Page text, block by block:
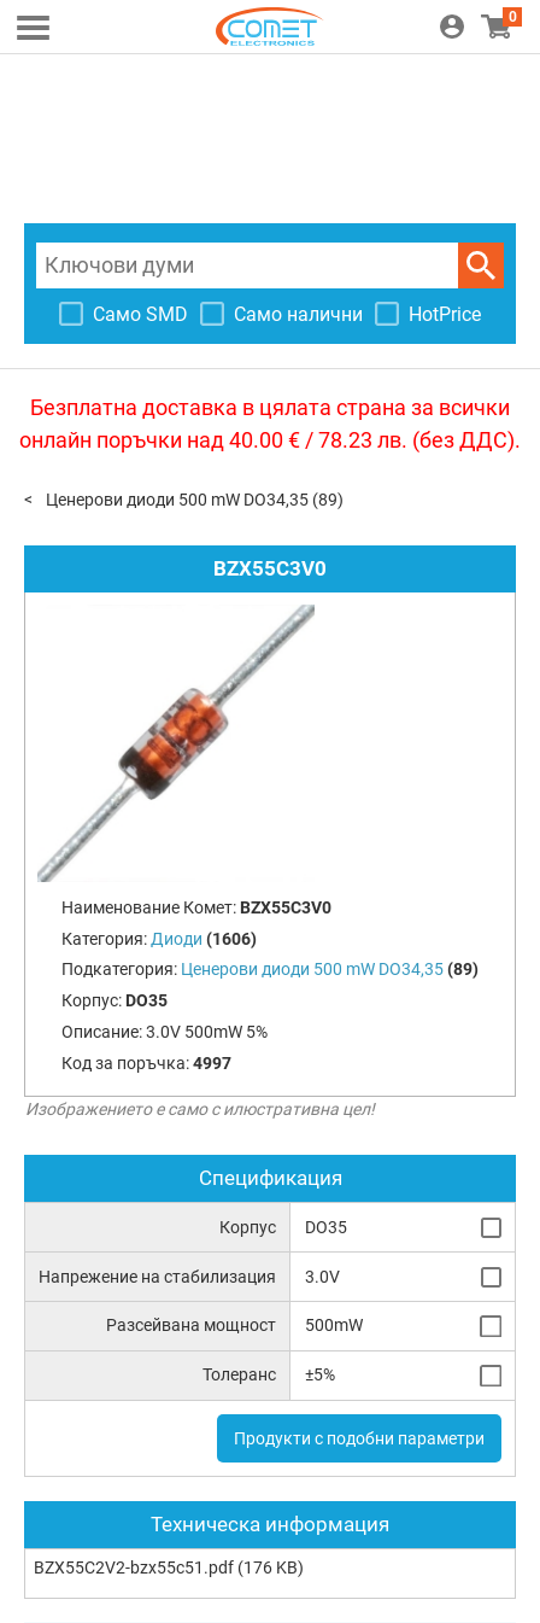
0
Само SMD Само налични HotPrice
Безплатна доставка в цялата страна за всички
онлайн поръчки над 40.00 € / 78.23 лв. (без ДДС).
Ценерови диоди 500 mW DO34,35 (89)
BZX55C3V0
Наименование Комет: BZX55C3V0
Категория: Диоди (1606)
Подкатегория: Ценерови диоди 500 mW DO34,35(89)
Корпус: DO35
Описание:3.0V 500mW 5%
Код за поръчка:4997
Изображението е само с илюстративна цел!
Спецификация
Корпус DO35
Напрежение на стабилизация 3.0V
Разсейвана мощност 500mW
Толеранс ±5%
Продукти с подобни параметри
Техническа информация
BZX55C2V2-bzx55c51.pdf (176 KB)